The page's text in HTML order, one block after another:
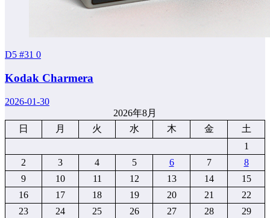
D5 #31 0
Kodak Charmera
2026-01-30
2026年8月
日
月 火 水 木 金
土
1
2
3 4 5 6 7
8
9
10 11 12 13 14
15
16
17 18 19 20 21
22
23
24 25 26 27 28
29